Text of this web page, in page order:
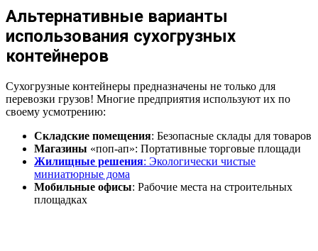
Альтернативные варианты
использования сухогрузных
контейнеров
Сухогрузные контейнеры предназначены не только для
перевозки грузов! Многие предприятия используют их по
своему усмотрению:
Складские помещения: Безопасные склады для товаров
Магазины «поп-ап»: Портативные торговые площади
Жилищные решения: Экологически чистые
миниатюрные дома
Мобильные офисы: Рабочие места на строительных
площадках